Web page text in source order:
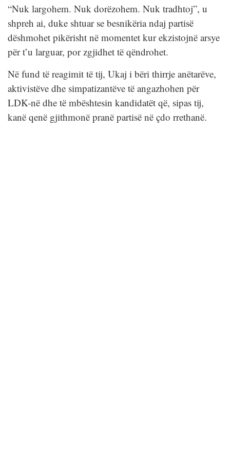
“Nuk largohem. Nuk dorëzohem. Nuk tradhtoj”, u
shpreh ai, duke shtuar se besnikëria ndaj partisë
dëshmohet pikërisht në momentet kur ekzistojnë arsye
për t’u larguar, por zgjidhet të qëndrohet.
Në fund të reagimit të tij, Ukaj i bëri thirrje anëtarëve,
aktivistëve dhe simpatizantëve të angazhohen për
LDK-në dhe të mbështesin kandidatët që, sipas tij,
kanë qenë gjithmonë pranë partisë në çdo rrethanë.